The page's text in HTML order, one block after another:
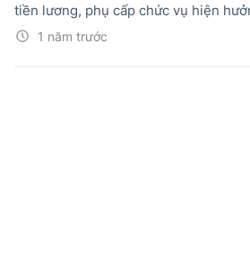
1 năm trước
tiền lương, phụ cấp chức vụ hiện